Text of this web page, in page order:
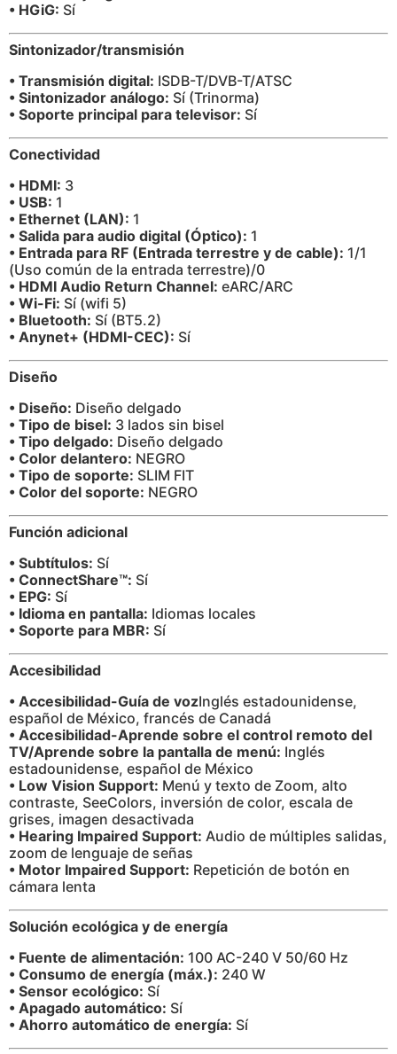
• HGiG: Sí
Sintonizador/transmisión
• Transmisión digital: ISDB-T/DVB-T/ATSC
• Sintonizador análogo: Sí (Trinorma)
• Soporte principal para televisor: Sí
Conectividad
• HDMI: 3
• USB: 1
• Ethernet (LAN): 1
• Salida para audio digital (Óptico): 1
• Entrada para RF (Entrada terrestre y de cable): 1/1
(Uso común de la entrada terrestre)/0
• HDMI Audio Return Channel: eARC/ARC
• Wi-Fi: Sí (wifi 5)
• Bluetooth: Sí (BT5.2)
• Anynet+ (HDMI-CEC): Sí
Diseño
• Diseño: Diseño delgado
• Tipo de bisel: 3 lados sin bisel
• Tipo delgado: Diseño delgado
• Color delantero: NEGRO
• Tipo de soporte: SLIM FIT
• Color del soporte: NEGRO
Función adicional
• Subtítulos: Sí
• ConnectShare™: Sí
• EPG: Sí
• Idioma en pantalla: Idiomas locales
• Soporte para MBR: Sí
Accesibilidad
• Accesibilidad-Guía de vozInglés estadounidense,
español de México, francés de Canadá
• Accesibilidad-Aprende sobre el control remoto del
TV/Aprende sobre la pantalla de menú: Inglés
estadounidense, español de México
• Low Vision Support: Menú y texto de Zoom, alto
contraste, SeeColors, inversión de color, escala de
grises, imagen desactivada
• Hearing Impaired Support: Audio de múltiples salidas,
zoom de lenguaje de señas
• Motor Impaired Support: Repetición de botón en
cámara lenta
Solución ecológica y de energía
• Fuente de alimentación: 100 AC-240 V 50/60 Hz
• Consumo de energía (máx.): 240 W
• Sensor ecológico: Sí
• Apagado automático: Sí
• Ahorro automático de energía: Sí